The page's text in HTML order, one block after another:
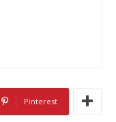
Pinterest